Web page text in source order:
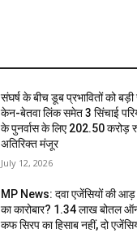
संघर्ष के बीच डूब प्रभावितों को बड़ी
केन-बेतवा लिंक समेत 3 सिंचाई
के पुनर्वास के लिए 202.50 करोड़
अतिरिक्त मंजूर
July 12, 2026
MP News: दवा एजेंसियों की
का कारोबार? 1.34 लाख बोतल
कफ सिरप का हिसाब नहीं, दो